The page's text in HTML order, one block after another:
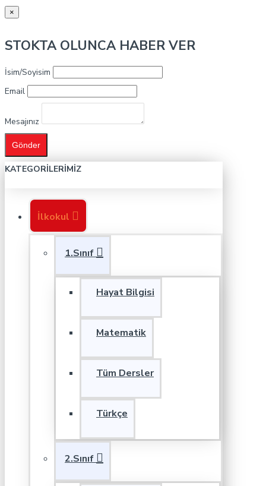
×
STOKTA OLUNCA HABER VER
İsim/Soyisim
Email
Mesajınız
Gönder
KATEGORILERIMIZ
İlkokul
1.Sınıf
Hayat Bilgisi
Matematik
Tüm Dersler
Türkçe
2.Sınıf